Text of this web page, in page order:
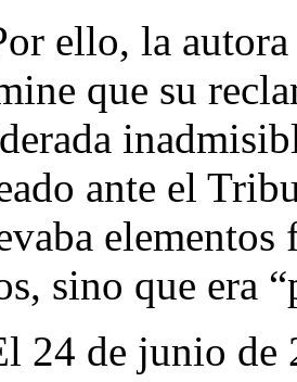
ello, la
que su
ante el
sino que era
24 de junio de